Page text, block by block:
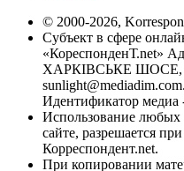
© 2000-2026,
Субъект в сфере
«КореспонденТ.net»
ХАРКІВСЬКЕ ШОСЕ,
Идентификатор медиа
Использование любых
сайте, разрешается
Корреспондент.net.
При копировании